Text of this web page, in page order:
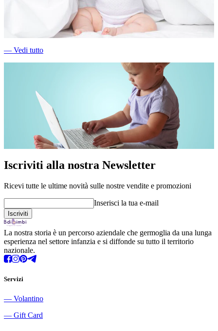
― Vedi tutto
Iscriviti alla nostra Newsletter
Ricevi tutte le ultime novità sulle nostre vendite e promozioni
Inserisci la tua e-mail
La nostra storia è un percorso aziendale che germoglia da una lunga
esperienza nel settore infanzia e si diffonde su tutto il territorio
nazionale.
Servizi
― Volantino
― Gift Card